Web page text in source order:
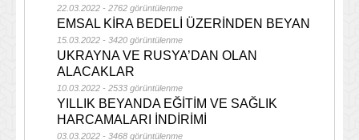
22.03.2022 - 2762 görüntülenme
EMSAL KİRA BEDELİ ÜZERİNDEN BEYAN
15.03.2022 - 3420 görüntülenme
UKRAYNA VE RUSYA’DAN OLAN
ALACAKLAR
10.03.2022 - 2533 görüntülenme
YILLIK BEYANDA EĞİTİM VE SAĞLIK
HARCAMALARI İNDİRİMİ
03.03.2022 - 3468 görüntülenme